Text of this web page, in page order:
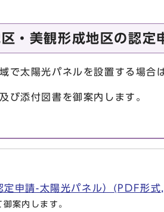
・美観形成地区の認定
太陽光パネルを設置する場合
添付図書を御案内します。
定申請-太陽光パネル）(PDF形
案内します。